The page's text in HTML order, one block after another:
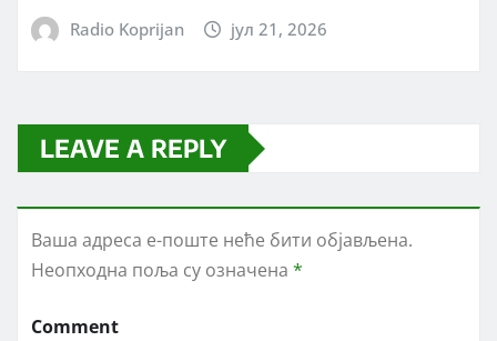
Radio Koprijan јул 21, 2026
LEAVE A REPLY
Ваша адреса е-поште неће бити објављена.
Неопходна поља су означена *
Comment